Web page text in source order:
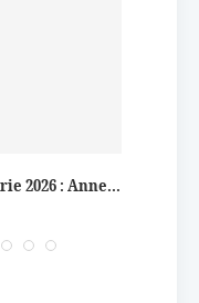
2026 : Anne...